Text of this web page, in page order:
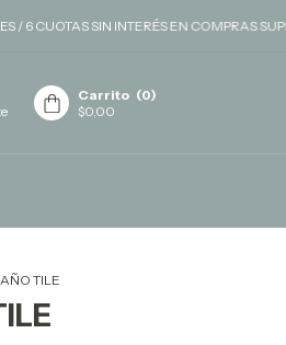
SIN INTERÉS EN COMPRAS SUPERIORES A
Carrito (0)
$0,00
TILE